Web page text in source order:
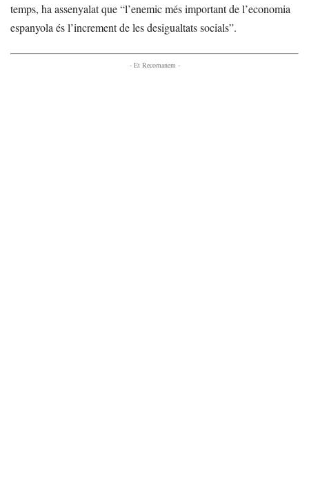
temps, ha assenyalat que “l’enemic més important de l’economia
espanyola és l’increment de les desigualtats socials”.
- Et Recomanem -